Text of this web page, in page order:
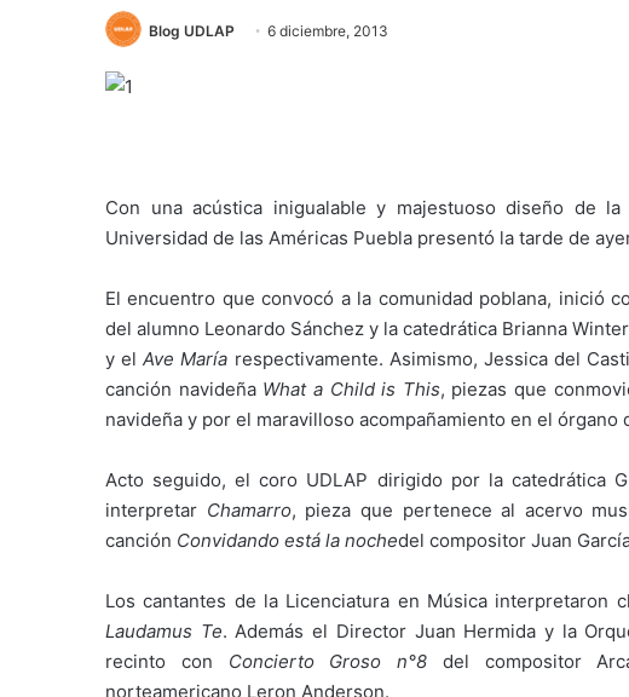
Blog UDLAP 6 diciembre, 2013
Con una acústica inigualable y majestuoso diseño de
Universidad de las Américas Puebla presentó la tarde de
El encuentro que convocó a la comunidad poblana, inició
del alumno Leonardo Sánchez y la catedrática Brianna
y elAve María respectivamente. Asimismo, Jessica del
canción navideña What a Child is This, piezas que
navideña y por el maravilloso acompañamiento en el órgano
Acto seguido, el coro UDLAP dirigido por la catedrática
interpretar Chamarro, pieza que pertenece al acervo
canción Convidando está la nochedel compositor Juan
Los cantantes de la Licenciatura en Música interpretaron
Laudamus Te. Además el Director Juan Hermida y la
recinto con Concierto Groso n°8 del compositor
norteamericano Leron Anderson.